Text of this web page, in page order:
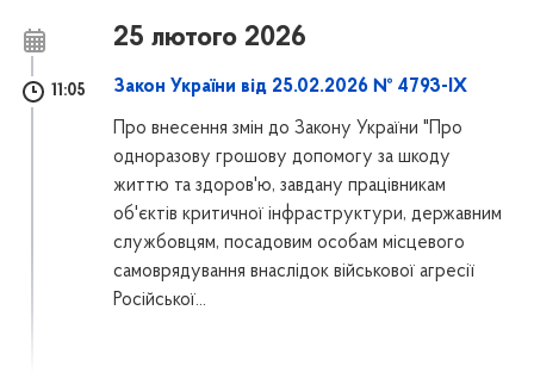
25 лютого 2026
11:05 Закон України від 25.02.2026 № 4793-IX
Про внесення змін до Закону України "Про
одноразову грошову допомогу за шкоду
життю та здоров'ю, завдану працівникам
об'єктів критичної інфраструктури, державним
службовцям, посадовим особам місцевого
самоврядування внаслідок військової агресії
Російської...